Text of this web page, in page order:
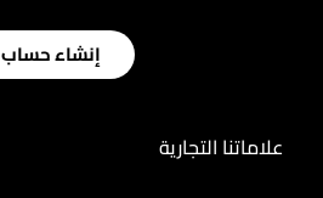
إنشاء حساب
علاماتنا التجارية